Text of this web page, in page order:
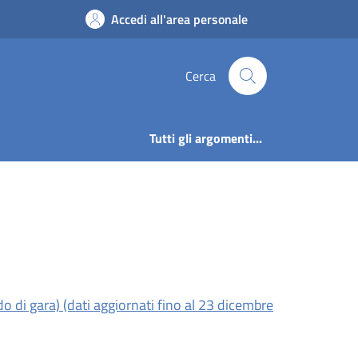
Trasparente |
Accedi all'area personale
Cerca
Tutti gli argomenti...
di gara) (dati aggiornati fino al 23 dicembre